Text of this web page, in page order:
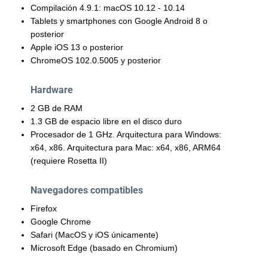
Ayuda
Centros
de
Telmex
Sitios
WiFi
Compilación 4.9.1: macOS 10.12 - 10.14
Tablets y smartphones con Google Android 8 o
posterior
Apple iOS 13 o posterior
ChromeOS 102.0.5005 y posterior
Hardware
2 GB de RAM
1.3 GB de espacio libre en el disco duro
Procesador de 1 GHz. Arquitectura para Windows:
x64, x86. Arquitectura para Mac: x64, x86, ARM64
(requiere Rosetta II)
Navegadores compatibles
Firefox
Google Chrome
Safari (MacOS y iOS únicamente)
Microsoft Edge (basado en Chromium)